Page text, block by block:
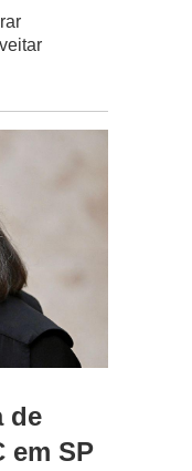
de
em SP